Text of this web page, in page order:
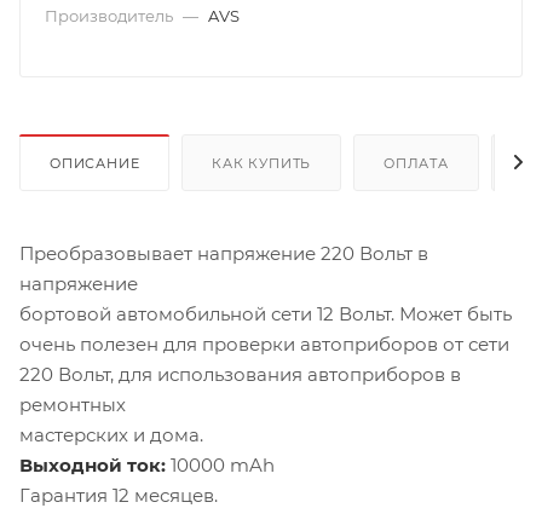
Производитель — AVS
ОПИСАНИЕ КАК КУПИТЬ ОПЛАТА
Преобразовывает напряжение 220 Вольт в
напряжение
бортовой автомобильной сети 12 Вольт. Может быть
очень полезен для проверки автоприборов от сети
220 Вольт, для использования автоприборов в
ремонтных
мастерских и дома.
Выходной ток: 10000 mAh
Гарантия 12 месяцев.